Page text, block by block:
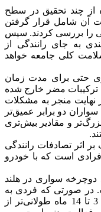
از چند تحقیق در سطح
آن شامل قرار گرفتن
را بررسی کردند. سپس
که اگر 500 هزار هلندی به جای رانندگی از
کلی جامعه خواهد
حتی برای مدت زمان
ترکیبات مضر خارج شده
نهایت منجر به مشکلات
دو برابر عمیق‌تر
و مقادیر بیش‌تری
اثر تصادفات رانندگی
بیش‌تر از افرادی است که با خودرو
دوچرخه سواری در هلند
در صورتی که فردی به
جای خودرو از دوچرخه استفاده کنند بین 3 تا 14 ماه طولانی‌تر از